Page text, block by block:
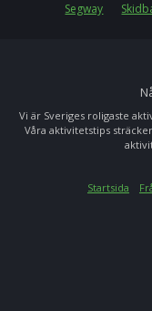
Segway
Vi är Sveriges roligaste
Våra aktivitetstips
Startsida